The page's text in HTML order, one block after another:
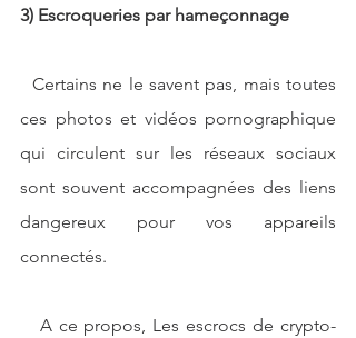
3) Escroqueries par hameçonnage
ces photos et vidéos pornographique
qui circulent sur les réseaux sociaux
sont souvent accompagnées des liens
dangereux pour vos appareils
connectés.